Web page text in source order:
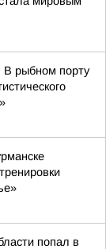
В рыбном порту
попал в